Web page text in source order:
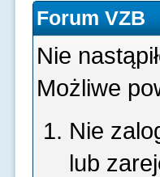
Forum VZB
Nie
Możliwe
Nie
lub